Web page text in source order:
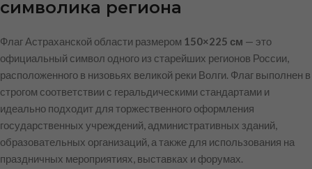
символика региона
Флаг Астраханской области размером 150×225 см — это
официальный символ одного из старейших регионов России,
расположенного в низовьях великой реки Волги. Флаг выполнен в
строгом соответствии с геральдическими стандартами и
идеально подходит для торжественного оформления
государственных учреждений, административных зданий,
образовательных организаций, а также для использования на
праздничных мероприятиях, выставках и форумах.